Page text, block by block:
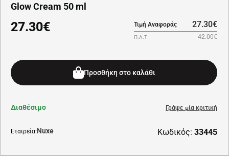
Glow Cream 50 ml
27.30€ Τιμή Αναφοράς 27.30€
Π.Λ.Τ 42.00€
Προσθήκη στο καλάθι
Εταιρεία:Nuxe Κωδικός: 33445
Διαθέσιμο Γράψε μία κριτική